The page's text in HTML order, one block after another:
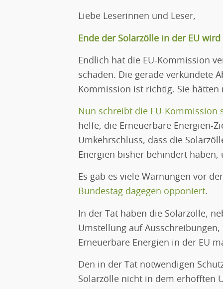
Liebe Leserinnen und Leser,
Ende der Solarzölle in der EU
Endlich hat die EU-Kommission
schaden. Die gerade verkündete
Kommission ist richtig. Sie
Nun schreibt die EU-Kommission
helfe, die Erneuerbare Energien-
Umkehrschluss, dass die
Energien bisher behindert
Es gab es viele Warnungen vor
Bundestag dagegen opponiert.
In der Tat haben die Solarzölle,
Umstellung auf
Erneuerbare Energien in der EU
Den in der Tat notwendigen
Solarzölle nicht in dem erhofften